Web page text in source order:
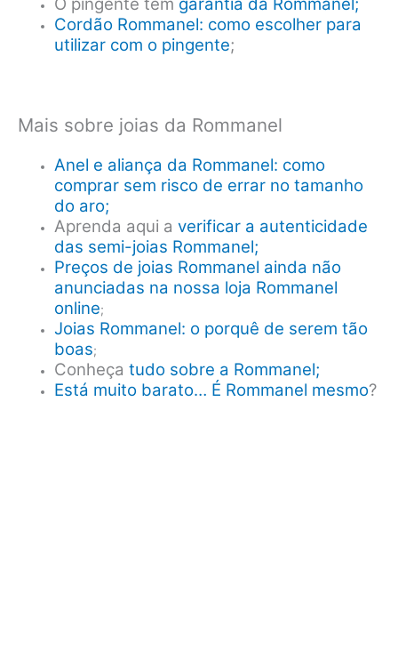
Cordão Rommanel: como escolher para
utilizar com o pingente;
Mais sobre joias da Rommanel
Anel e aliança da Rommanel: como
comprar sem risco de errar no tamanho
do aro;
Aprenda aqui averificar a autenticidade
das semi-joias Rommanel;
Preços de joias Rommanel ainda não
anunciadas na nossa loja Rommanel
online;
Joias Rommanel: o porquê de serem tão
boas;
Conheçatudo sobre a Rommanel;
Está muito barato… É Rommanel mesmo?